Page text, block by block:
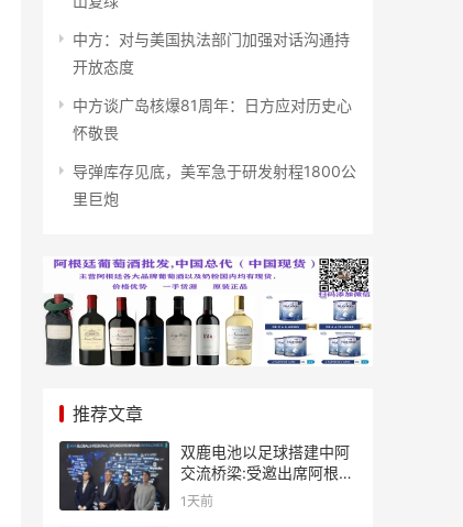
中方：对与美国执法部门加强对话沟通持
开放态度
中方谈广岛核爆81周年：日方应对历史心
怀敬畏
导弹库存见底，美军急于研发射程1800公
里巨炮
推荐文章
双鹿电池以足球搭建中阿
交流桥梁:受邀出席阿根廷
足协赞助商招待会！
1天前